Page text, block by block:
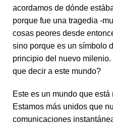
acordamos de dónde
porque fue una tragedia -
cosas peores desde
sino porque es un símbolo
principio del nuevo
que decir a este mundo?
Este es un mundo que
Estamos más unidos que
comunicaciones